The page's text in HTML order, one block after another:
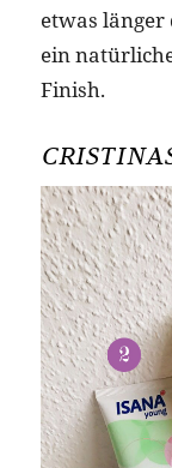
etwas
ein
Finish.